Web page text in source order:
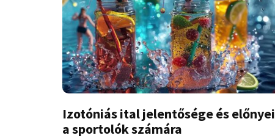
Izotóniás ital jelentősége és előnyei
a sportolók számára